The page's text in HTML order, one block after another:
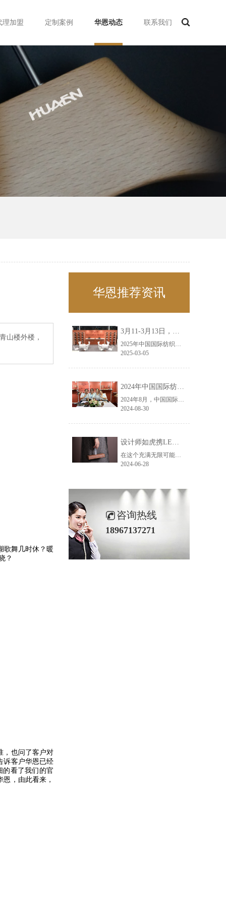
理加盟 定制案例 华恩动态 联系我们
山楼外楼，
歌舞几时休？暖
？
，也问了客户对
诉客户华恩已经
的看了我们的官
，由此看来，
华恩推荐资讯
3月11-3月13日，华恩诚邀您共赴上海面辅料春夏展——华恩
2025年中国国际纺织面料及辅料（春夏）博览会即将盛大开启！感谢您对华恩品牌的关注！3.11-3.13，杭州华恩（LEMONLEE）诚邀您共赴这场春日的宴会！
2025-03-05
2024年中国国际纺织面料及辅料（秋冬）博览会完美收官！——华恩
2024年8月，中国国际纺织面料及辅料（秋冬）博览会完美收官！作为一家拥有30年历史的专业衣架制造商，我们非常荣幸能够参与这一盛会，并在此期间与众多客户进行了广泛而深入的交流。
2024-08-30
设计师如虎携LEMONLEE红雪松礼盒荣获第六届未来·已来香港新锐当代设计奖铜奖
在这个充满无限可能的2024年夏季，LEMONLEE品牌设计师如虎以其非凡的创意与对自然的深刻理解，精心打造的红雪松木球礼盒，在“2024未来·已来——第六届香港新锐当代设计奖”中摘得铜奖。这不仅是对设计师如虎原创设计能力的嘉奖，更是对LEMONLEE品牌的高度认可。
2024-06-28
咨询热线
18967137271